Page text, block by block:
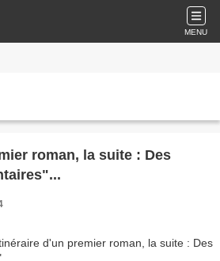
MENU
roman, la suite : Des